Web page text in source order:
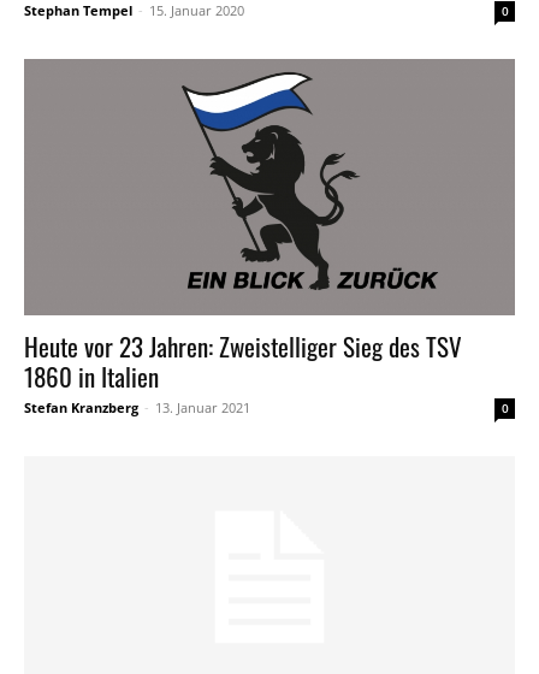
Stephan Tempel - 15. Januar 2020 0
Heute vor 23 Jahren: Zweistelliger Sieg des TSV
1860 in Italien
Stefan Kranzberg - 13. Januar 2021 0